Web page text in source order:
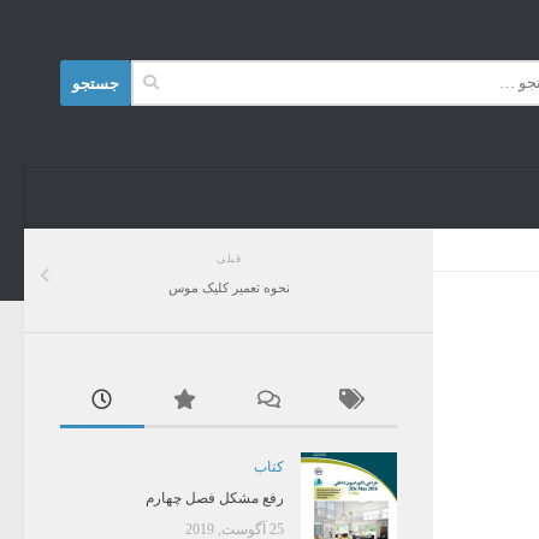
برای:
قبلی
نحوه تعمیر کلیک موس
کتاب
رفع مشکل فصل چهارم
25 آگوست, 2019